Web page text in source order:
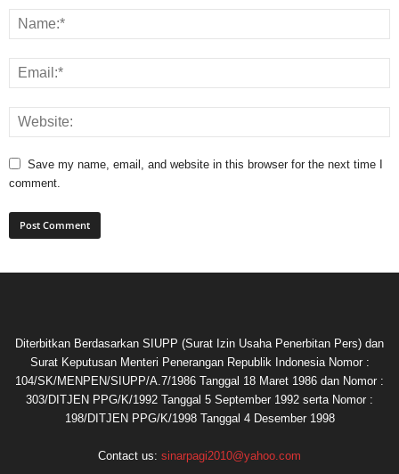
Save my name, email, and website in this browser for the next time I
comment.
Diterbitkan Berdasarkan SIUPP (Surat Izin Usaha Penerbitan Pers) dan
Surat Keputusan Menteri Penerangan Republik Indonesia Nomor :
104/SK/MENPEN/SIUPP/A.7/1986 Tanggal 18 Maret 1986 dan Nomor :
303/DITJEN PPG/K/1992 Tanggal 5 September 1992 serta Nomor :
198/DITJEN PPG/K/1998 Tanggal 4 Desember 1998
Contact us: sinarpagi2010@yahoo.com